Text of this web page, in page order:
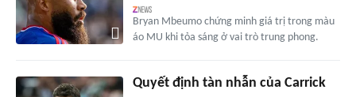
Bryan Mbeumo chứng minh giá trị trong màu
áo MU khi tỏa sáng ở vai trò trung phong.
Quyết định tàn nhẫn của Carrick